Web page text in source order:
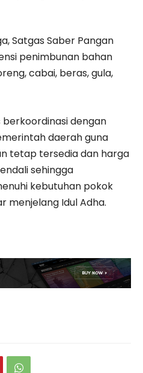
Satgas Saber Pangan
penimbunan bahan
cabai, beras, gula,
dengan
daerah guna
tetap tersedia dan harga
sehingga
kebutuhan pokok
menjelang Idul Adha.